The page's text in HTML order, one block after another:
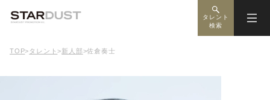
タレント
検索
TOP> タレント>新人部>佐倉奏士